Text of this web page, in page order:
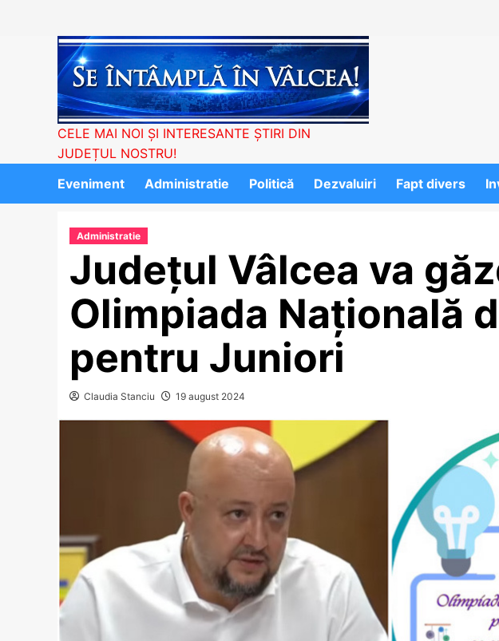
CELE MAI NOI ȘI INTERESANTE ȘTIRI DIN
JUDEȚUL NOSTRU!
Eveniment
Administratie Politică Dezvaluiri Fapt divers
Administratie
Județul Vâlcea va
Olimpiada Națională
pentru Juniori
Claudia Stanciu 19 august 2024